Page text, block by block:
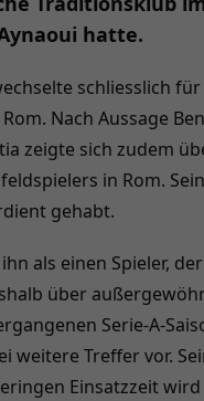
hatte.
schliesslich
Nach Aussage
zeigte sich zudem
in Rom.
gehabt.
als einen Spieler,
über
Serie-A-
weitere Treffer vor.
Einsatzzeit